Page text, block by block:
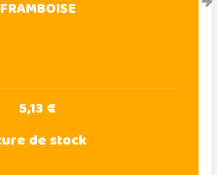
FRAMBOISE
5,13 €
de stock